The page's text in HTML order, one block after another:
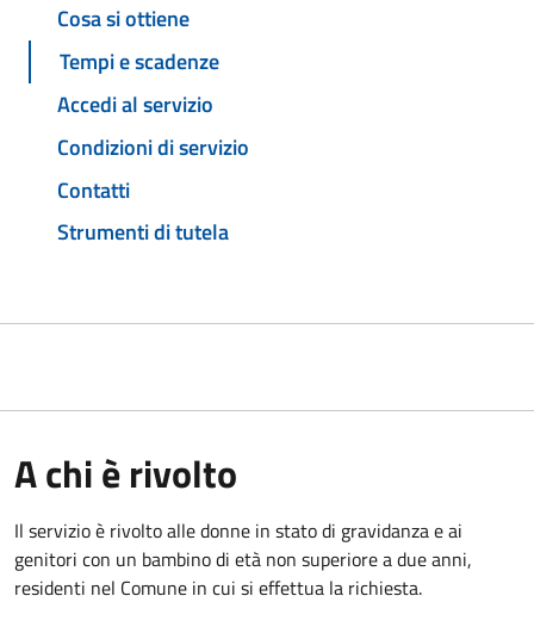
Cosa si ottiene
Tempi e scadenze
Accedi al servizio
Condizioni di servizio
Contatti
Strumenti di tutela
A chi è rivolto
Il servizio è rivolto alle donne in stato di gravidanza e ai
genitori con un bambino di età non superiore a due anni,
residenti nel Comune in cui si effettua la richiesta.